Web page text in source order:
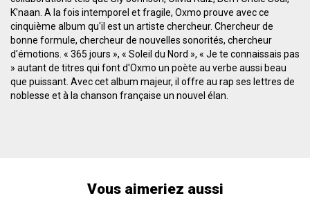
K'naan. A la fois intemporel et fragile, Oxmo prouve avec ce
cinquième album qu'il est un artiste chercheur. Chercheur de
bonne formule, chercheur de nouvelles sonorités, chercheur
d'émotions. « 365 jours », « Soleil du Nord », « Je te connaissais pas
» autant de titres qui font d'Oxmo un poète au verbe aussi beau
que puissant. Avec cet album majeur, il offre au rap ses lettres de
noblesse et à la chanson française un nouvel élan.
Vous aimeriez aussi